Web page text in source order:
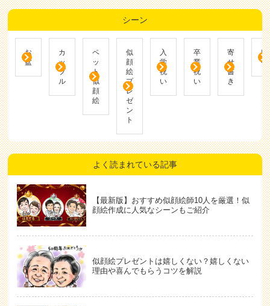
シーン
お
盆
カ
ッ
プ
ル
ペ
ッ
ト
似
顔
絵
似
顔
絵
プ
レ
ゼ
ン
ト
入
学
祝
い
卒
業
祝
い
寄
せ
書
き
帰
省
よく読まれている記事
【最新版】おすすめ似顔絵師10人を厳選！似
顔絵作成に人気なシーンもご紹介
似顔絵プレゼントは嬉しくない？嬉しくない
理由や喜んでもらうコツを解説